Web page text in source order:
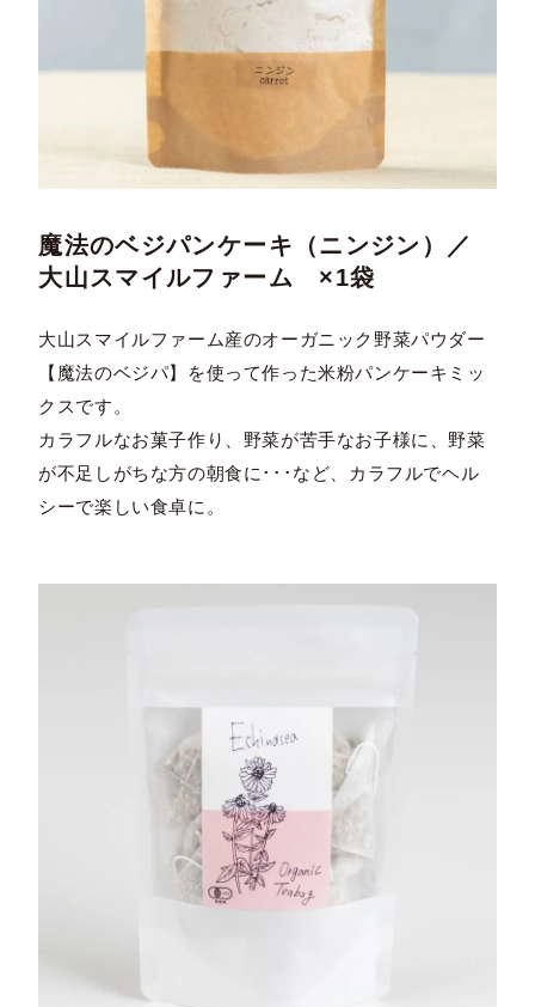
魔法のベジパンケーキ（ニンジン）／
大山スマイルファーム ×1袋
大山スマイルファーム産のオーガニック野菜パウダー
【魔法のベジパ】を使って作った米粉パンケーキミッ
クスです。
カラフルなお菓子作り、野菜が苦手なお子様に、野菜
が不足しがちな方の朝食に･･･など、カラフルでヘル
シーで楽しい食卓に。